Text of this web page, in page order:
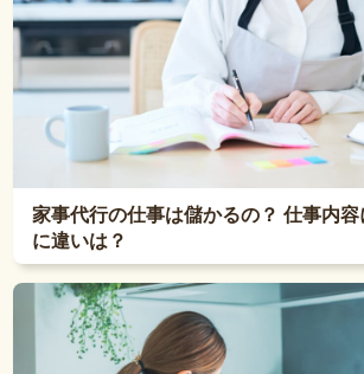
家事代行の仕事は儲かるの？ 仕事内
に違いは？